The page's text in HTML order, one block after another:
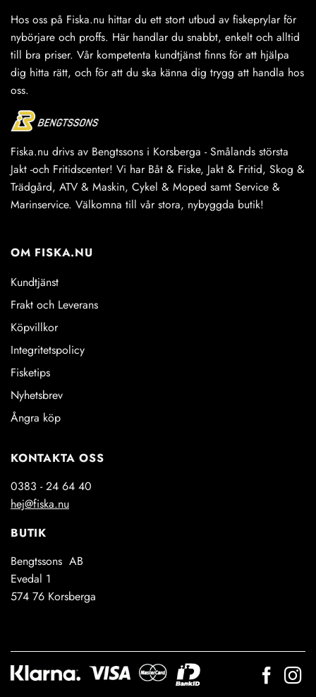
väljas
på
produktsidan
väljas
på
produktsidan
Hos oss på Fiska.nu hittar du ett stort utbud av fiskeprylar för
nybörjare och proffs. Här handlar du snabbt, enkelt och alltid
till bra priser. Vår kompetenta kundtjänst finns för att hjälpa
dig hitta rätt, och för att du ska känna dig trygg att handla hos
oss.
Fiska.nu drivs av Bengtssons i Korsberga - Smålands största
Jakt -och Fritidscenter! Vi har Båt & Fiske, Jakt & Fritid, Skog &
Trädgård, ATV & Maskin, Cykel & Moped samt Service &
Marinservice. Välkomna till vår stora, nybyggda butik!
OM FISKA.NU
Kundtjänst
Frakt och Leverans
Köpvillkor
Integritetspolicy
Fisketips
Nyhetsbrev
Ångra köp
KONTAKTA OSS
0383 - 24 64 40
hej@fiska.nu
BUTIK
Bengtssons AB
Evedal 1
574 76 Korsberga